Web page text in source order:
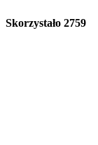
Skorzystało 2759